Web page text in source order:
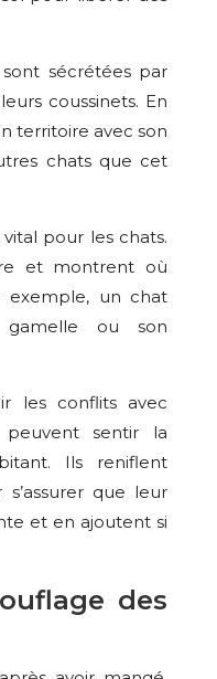
sécrétées par
coussinets. En
territoire avec son
chats que cet
pour les chats.
et montrent où
exemple, un chat
ou son
les conflits avec
peuvent sentir la
Ils reniflent
que leur
et en ajoutent si
des